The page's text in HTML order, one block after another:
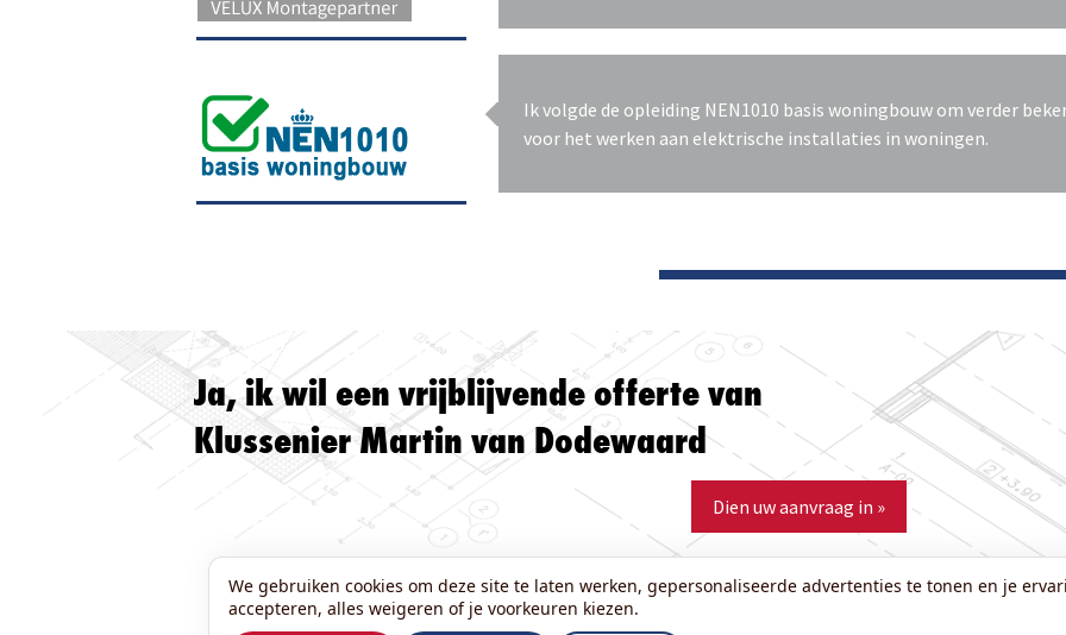
Ik volgde de opleiding NEN1010 basis woningbouw om verder
voor het werken aan elektrische installaties in woningen.
Ja, ik wil een vrijblijvende offerte van
Klussenier Martin van Dodewaard
Dien uw aanvraag in »
We gebruiken cookies om deze site te laten werken, gepersonaliseerde advertenties te tonen en je
accepteren, alles weigeren of je voorkeuren kiezen.